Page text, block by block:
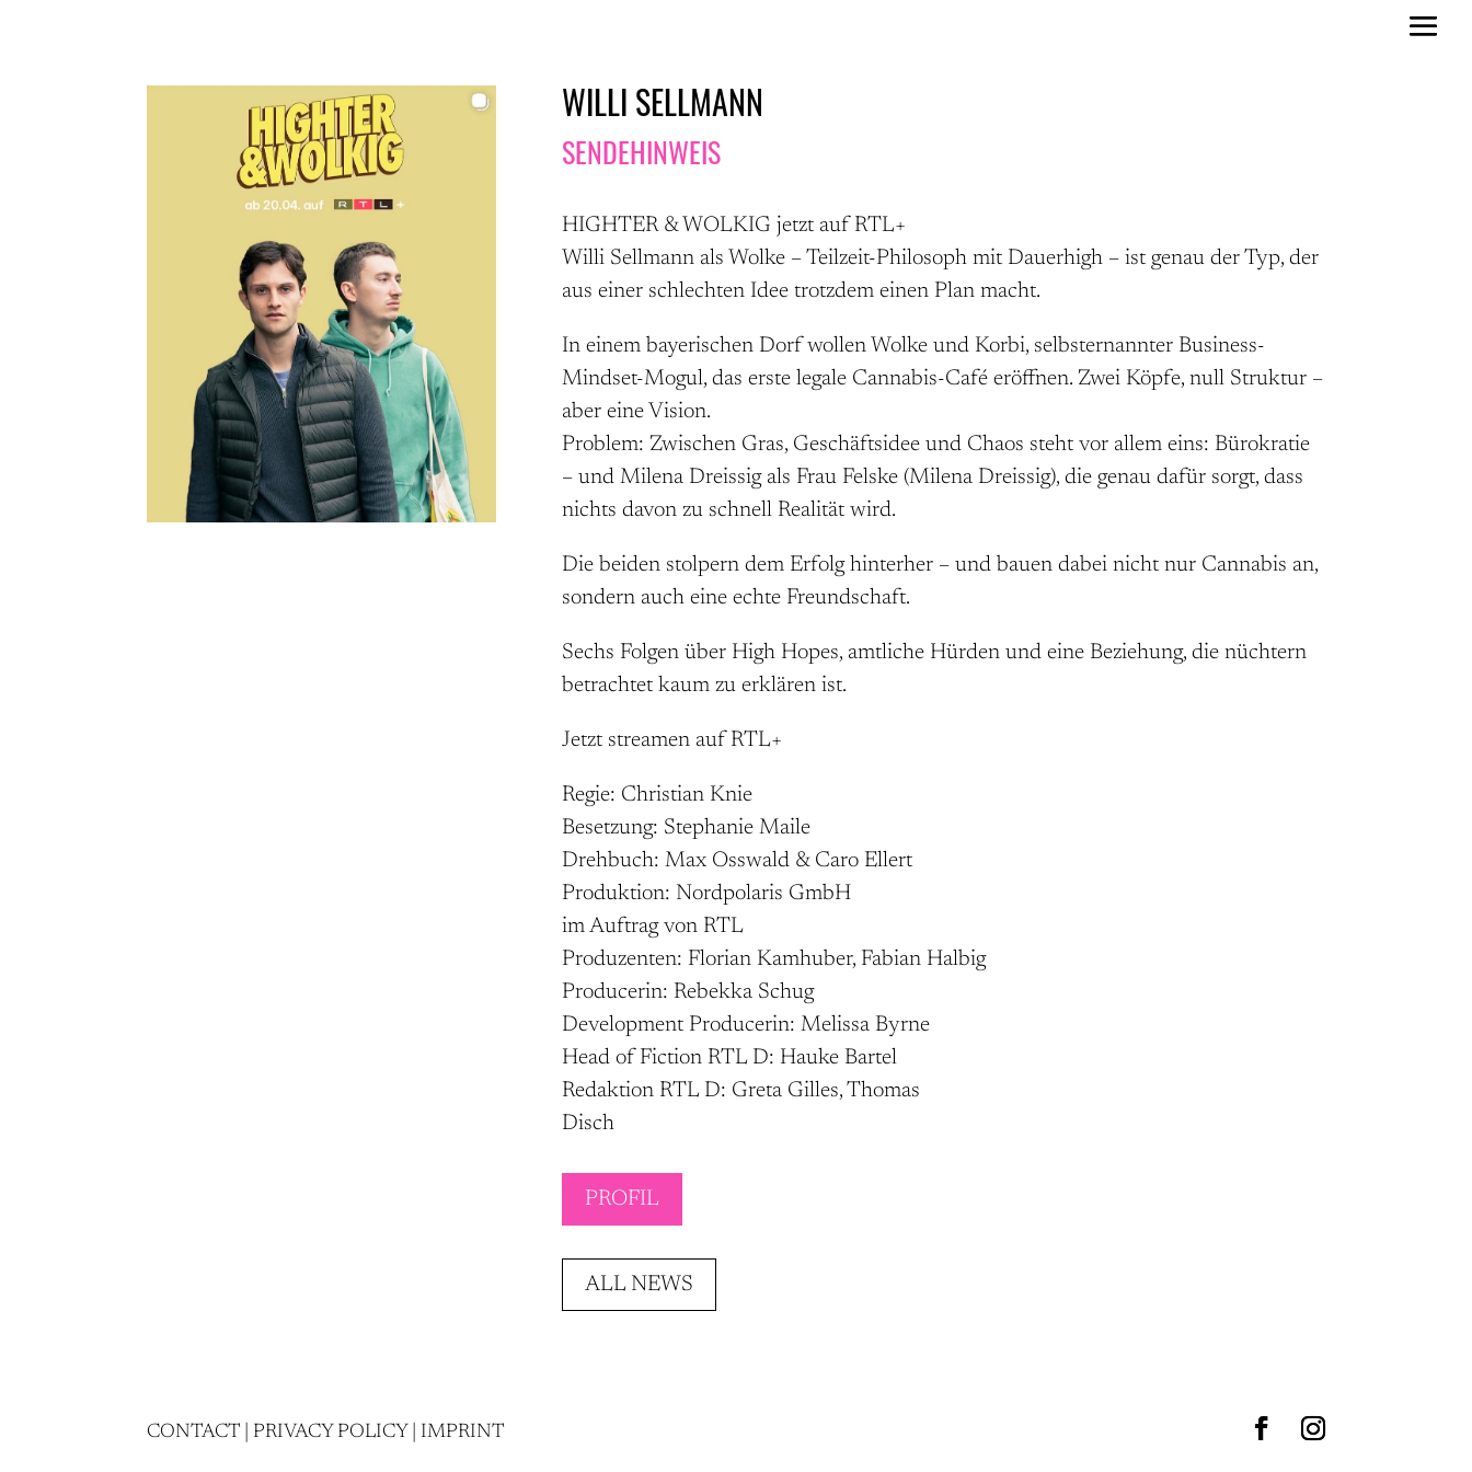
WILLI SELLMANN
SENDEHINWEIS
HIGHTER & WOLKIG jetzt auf RTL+
Willi Sellmann als Wolke – Teilzeit-Philosoph mit Dauerhigh – ist genau der Typ, der
aus einer schlechten Idee trotzdem einen Plan macht.
In einem bayerischen Dorf wollen Wolke und Korbi, selbsternannter Business-
Mindset-Mogul, das erste legale Cannabis-Café eröffnen. Zwei Köpfe, null Struktur –
aber eine Vision.
Problem: Zwischen Gras, Geschäftsidee und Chaos steht vor allem eins: Bürokratie
– und Milena Dreissig als Frau Felske (Milena Dreissig), die genau dafür sorgt, dass
nichts davon zu schnell Realität wird.
Die beiden stolpern dem Erfolg hinterher – und bauen dabei nicht nur Cannabis an,
sondern auch eine echte Freundschaft.
Sechs Folgen über High Hopes, amtliche Hürden und eine Beziehung, die nüchtern
betrachtet kaum zu erklären ist.
Jetzt streamen auf RTL+
Regie: Christian Knie
Besetzung: Stephanie Maile
Drehbuch: Max Osswald & Caro Ellert
Produktion: Nordpolaris GmbH
im Auftrag von RTL
Produzenten: Florian Kamhuber, Fabian Halbig
Producerin: Rebekka Schug
Development Producerin: Melissa Byrne
Head of Fiction RTL D: Hauke Bartel
Redaktion RTL D: Greta Gilles, Thomas
Disch
PROFIL
ALL NEWS
CONTACT |PRIVACY POLICY |IMPRINT